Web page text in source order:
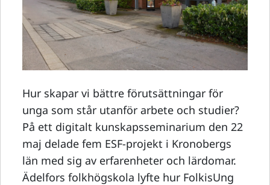
Hur skapar vi bättre förutsättningar för
unga som står utanför arbete och studier?
På ett digitalt kunskapsseminarium den 22
maj delade fem ESF-projekt i Kronobergs
län med sig av erfarenheter och lärdomar.
Ädelfors folkhögskola lyfte hur FolkisUng